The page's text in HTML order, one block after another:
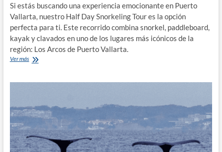
Si estás buscando una experiencia emocionante en Puerto
Vallarta, nuestro Half Day Snorkeling Tour es la opción
perfecta para ti. Este recorrido combina snorkel, paddleboard,
kayak y clavados en uno de los lugares más icónicos de la
región: Los Arcos de Puerto Vallarta.
Ver másHalf
Acuática
Los
Arcos,
Puerto